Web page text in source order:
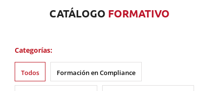
CATÁLOGO FORMATIVO
Categorías:
Todos Formación en Compliance